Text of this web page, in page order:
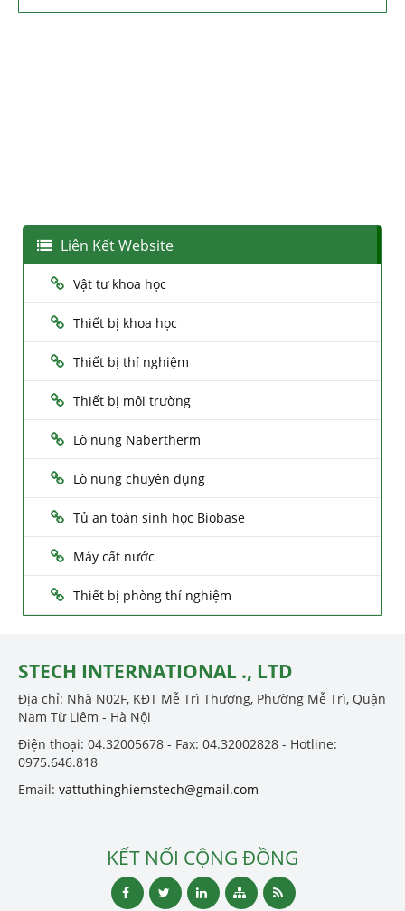
Liên Kết Website
Vật tư khoa học
Thiết bị khoa học
Thiết bị thí nghiệm
Thiết bị môi trường
Lò nung Nabertherm
Lò nung chuyên dụng
Tủ an toàn sinh học Biobase
Máy cất nước
Thiết bị phòng thí nghiệm
STECH INTERNATIONAL ., LTD
Địa chỉ: Nhà N02F, KĐT Mễ Trì Thượng, Phường Mễ Trì, Quận
Nam Từ Liêm - Hà Nội
Điện thoại: 04.32005678 - Fax: 04.32002828 - Hotline:
0975.646.818
Email: vattuthinghiemstech@gmail.com
KẾT NỐI CỘNG ĐỒNG